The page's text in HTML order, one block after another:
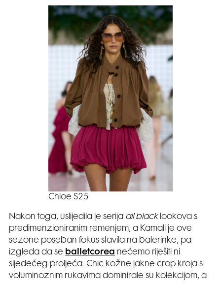
Chloe S25
Nakon toga, uslijedila je serija all blacklookova s
predimenzioniranim remenjem, a Kamali je ove
sezone poseban fokus stavila na balerinke, pa
izgleda da se balletcorea nećemo riješiti ni
sljedećeg proljeća. Chic kožne jakne crop kroja s
voluminoznim rukavima dominirale su kolekcijom, a